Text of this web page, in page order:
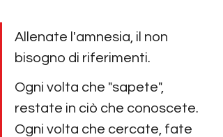
Allenate l'amnesia, il non
bisogno di riferimenti.
Ogni volta che "sapete",
restate in ciò che conoscete.
Ogni volta che cercate, fate